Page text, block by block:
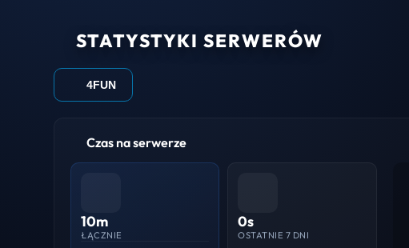
STATYSTYKI SERWERÓW
4FUN
Czas na serwerze
10m
ŁĄCZNIE
0s
OSTATNIE 7 DNI